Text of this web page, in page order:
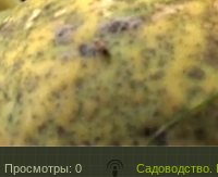
Просмотры: 0 Садоводство.